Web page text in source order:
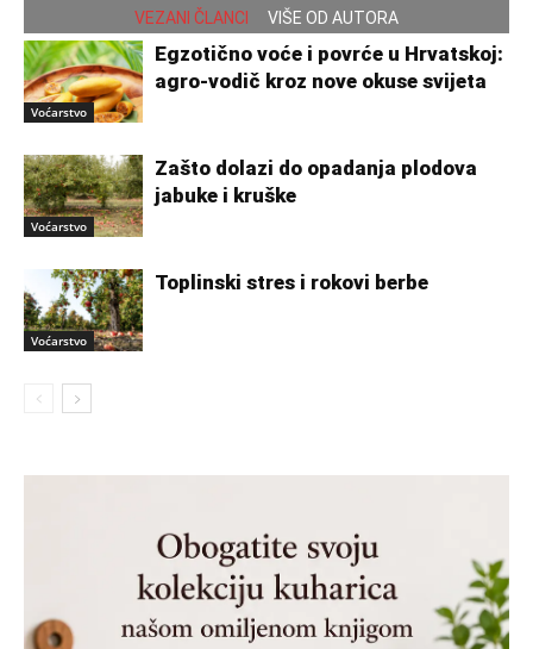
VEZANI ČLANCI VIŠE OD AUTORA
Voćarstvo
Egzotično voće i povrće u Hrvatskoj:
agro-vodič kroz nove okuse svijeta
Voćarstvo
Zašto dolazi do opadanja plodova
jabuke i kruške
Voćarstvo
Toplinski stres i rokovi berbe